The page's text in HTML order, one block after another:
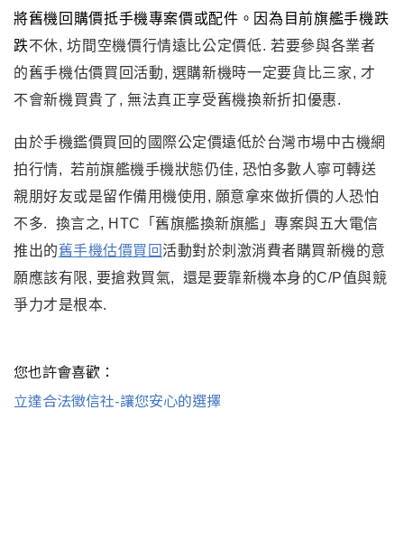
將舊機回購價抵手機專案價或配件。因為目前旗艦手機跌
跌不休, 坊間空機價行情遠比公定價低. 若要參與各業者
的舊手機估價買回活動, 選購新機時一定要貨比三家, 才
不會新機買貴了, 無法真正享受舊機換新折扣優惠.
由於手機鑑價買回的國際公定價遠低於台灣市場中古機網
拍行情, 若前旗艦機手機狀態仍佳, 恐怕多數人寧可轉送
親朋好友或是留作備用機使用, 願意拿來做折價的人恐怕
不多. 換言之, HTC 「舊旗艦換新旗艦」專案與五大電信
推出的舊手機估價買回 活動對於刺激消費者購買新機的意
願應該有限, 要搶救買氣, 還是要靠新機本身的C/P值與競
爭力才是根本.
您也許會喜歡：
立達合法徵信社-讓您安心的選擇